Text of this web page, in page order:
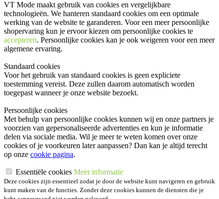
VT Mode maakt gebruik van cookies en vergelijkbare
technologieën. We hanteren standaard cookies om een optimale
werking van de website te garanderen. Voor een meer persoonlijke
shopervaring kun je ervoor kiezen om persoonlijke cookies te
accepteren. Persoonlijke cookies kan je ook weigeren voor een meer
algemene ervaring.
Standaard cookies
Voor het gebruik van standaard cookies is geen expliciete
toestemming vereist. Deze zullen daarom automatisch worden
toegepast wanneer je onze website bezoekt.
Persoonlijke cookies
Met behulp van persoonlijke cookies kunnen wij en onze partners je
voorzien van gepersonaliseerde advertenties en kun je informatie
delen via sociale media. Wil je meer te weten komen over onze
cookies of je voorkeuren later aanpassen? Dan kan je altijd terecht
op onze cookie pagina.
Essentiële cookies Meer informatie
Deze cookies zijn essentieel zodat je door de website kunt navigeren en gebruik
kunt maken van de functies. Zonder deze cookies kunnen de diensten die je